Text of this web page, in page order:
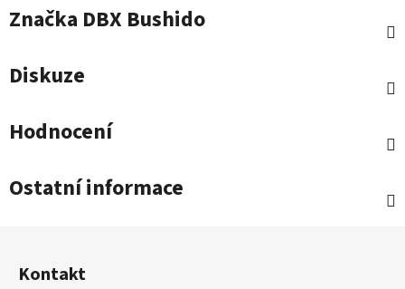
Značka DBX Bushido
Diskuze
Hodnocení
Ostatní informace
Kontakt